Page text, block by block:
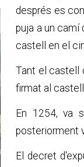
després es
puja a un camí
castell en el
Tant el castell
firmat al castell
En 1254, va
posteriorment
El decret